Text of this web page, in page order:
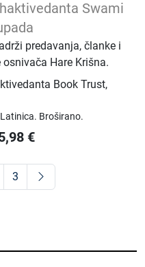
Swami
predavanja, članke i
osnivača Hare Krišna.
Book Trust,
Latinica. Broširano.
€
3